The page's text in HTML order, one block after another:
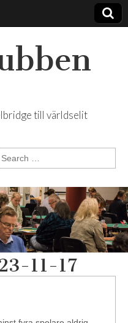
till världselit
Search
11-17